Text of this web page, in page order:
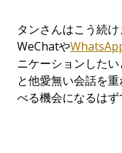
タンさんはこう続
WeChatや
ニケーションした
と他愛無い会話を
べる機会になるはず